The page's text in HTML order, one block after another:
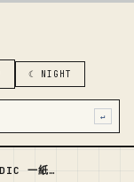
↵
☾ NIGHT
穩定幣不能付利息 — FDIC 一紙新規，砍掉 Circle 一半生意